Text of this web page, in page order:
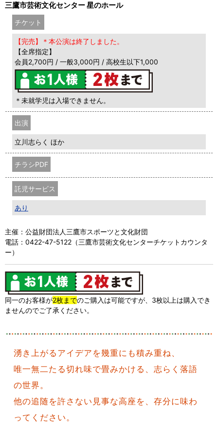
三鷹市芸術文化センター 星のホール
チケット
【完売】＊本公演は終了しました。
【全席指定】
会員2,700円 / 一般3,000円 / 高校生以下1,000
＊未就学児は入場できません。
出演
立川志らく ほか
チラシPDF
託児サービス
あり
主催：公益財団法人三鷹市スポーツと文化財団
電話：0422-47-5122（三鷹市芸術文化センターチケットカウンタ
ー）
同一のお客様が2枚までのご購入は可能ですが、3枚以上は購入でき
ませんのでご了承ください。
湧き上がるアイデアを幾重にも積み重ね、
唯一無二たる切れ味で畳みかける、志らく落語
の世界。
他の追随を許さない見事な高座を、存分に味わ
ってください。